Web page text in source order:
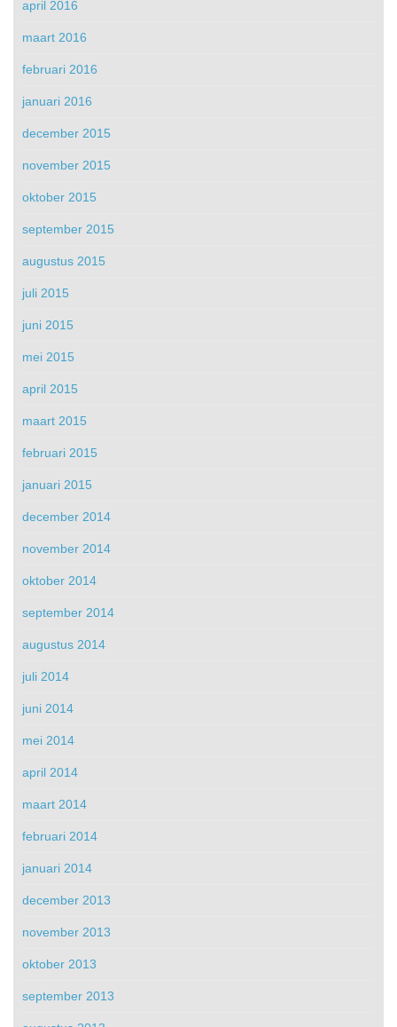
april 2016
maart 2016
februari 2016
januari 2016
december 2015
november 2015
oktober 2015
september 2015
augustus 2015
juli 2015
juni 2015
mei 2015
april 2015
maart 2015
februari 2015
januari 2015
december 2014
november 2014
oktober 2014
september 2014
augustus 2014
juli 2014
juni 2014
mei 2014
april 2014
maart 2014
februari 2014
januari 2014
december 2013
november 2013
oktober 2013
september 2013